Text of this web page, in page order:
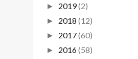
► 2019(2)
► 2018 (12)
► 2017(60)
► 2016(58)